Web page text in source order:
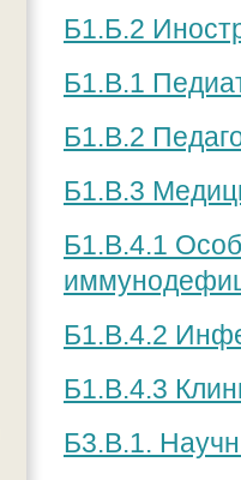
Б1.Б.2
Б1.В.1
Б1.В.2
Б1.В.3
Б1.В.4.1
Б1.В.4.2
Б1.В.4.3
Б3.В.1.